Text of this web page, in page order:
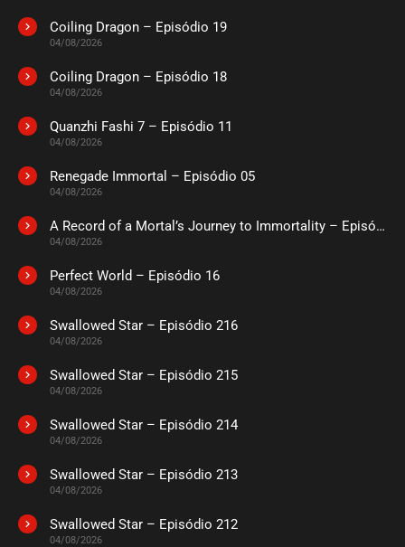
Coiling Dragon – Episódio 19
04/08/2026
Coiling Dragon – Episódio 18
04/08/2026
Quanzhi Fashi 7 – Episódio 11
04/08/2026
Renegade Immortal – Episódio 05
04/08/2026
A Record of a Mortal’s Journey to Immortality – Episódio 73
04/08/2026
Perfect World – Episódio 16
04/08/2026
Swallowed Star – Episódio 216
04/08/2026
Swallowed Star – Episódio 215
04/08/2026
Swallowed Star – Episódio 214
04/08/2026
Swallowed Star – Episódio 213
04/08/2026
Swallowed Star – Episódio 212
04/08/2026